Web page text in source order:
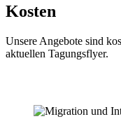
Kosten
Unsere Angebote sind
aktuellen Tagungsflyer.